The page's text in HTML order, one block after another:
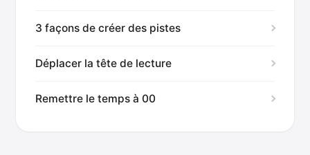
3 façons de créer des pistes
Déplacer la tête de lecture
Remettre le temps à 00